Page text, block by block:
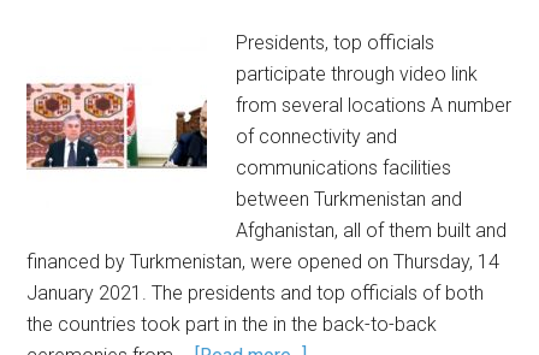
Presidents, top officials
participate through video link
from several locations A number
of connectivity and
communications facilities
between Turkmenistan and
Afghanistan, all of them built and
financed by Turkmenistan, were opened on Thursday, 14
January 2021. The presidents and top officials of both
the countries took part in the in the back-to-back